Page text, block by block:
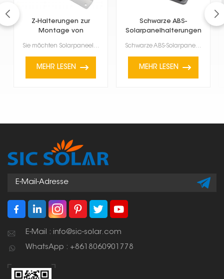
Z-Halterungen zur
Montage von
Wohnmobile und
Sie möchten Solarpaneele auf Ihrem Wohnmobil oder Boot anbringen? Dann sind Z-förmige Solarpaneel-Ha...
MEHR LESEN
Schwarze ABS-
Solarpanelhalterungen
Schwarze ABS-Solarpanelhalterungen für Wohnmobile und Boote? Sie sind die ideale Lösung, wenn Sie So...
MEHR LESEN
E-Mail : info@sic-solar.com
WhatsApp : +8618060901778